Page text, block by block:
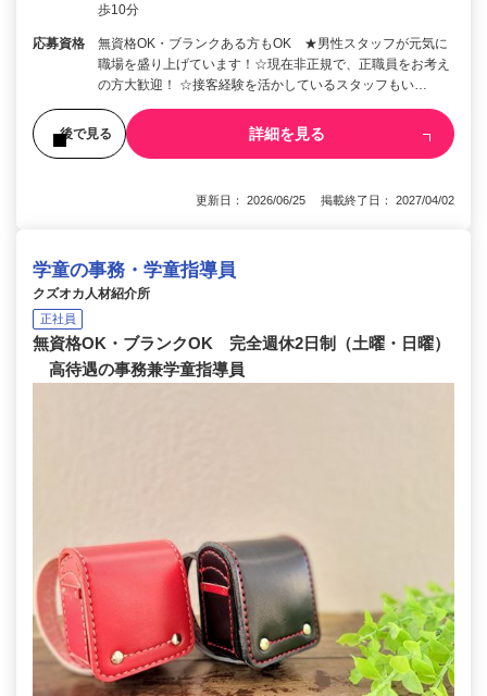
歩10分
応募資格
無資格OK・ブランクある方もOK ★男性スタッフが元気に
職場を盛り上げています！☆現在非正規で、正職員をお考え
の方大歓迎！ ☆接客経験を活かしているスタッフもい…
後で見る 詳細を見る
更新日： 2026/06/25 掲載終了日： 2027/04/02
学童の事務・学童指導員
クズオカ人材紹介所
正社員
無資格OK・ブランクOK 完全週休2日制（土曜・日曜）
高待遇の事務兼学童指導員